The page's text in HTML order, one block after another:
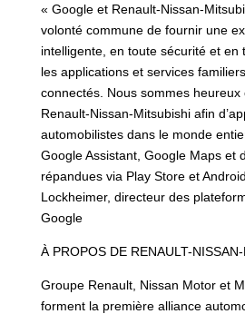
« Google et Renault-Nissan-
volonté commune de fournir une
intelligente, en toute sécurité et en
les applications et services
connectés. Nous sommes heureux
Renault-Nissan-Mitsubishi afin
automobilistes dans le monde
Google Assistant, Google Maps et
répandues via Play Store et
Lockheimer, directeur des
Google
À PROPOS DE RENAULT-
Groupe Renault, Nissan Motor et
forment la première alliance